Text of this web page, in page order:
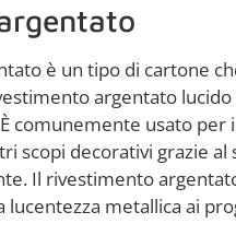
è un tipo di cartone
argentato lucido
comunemente usato per
scopi decorativi grazie al
Il rivestimento
lucentezza metallica ai